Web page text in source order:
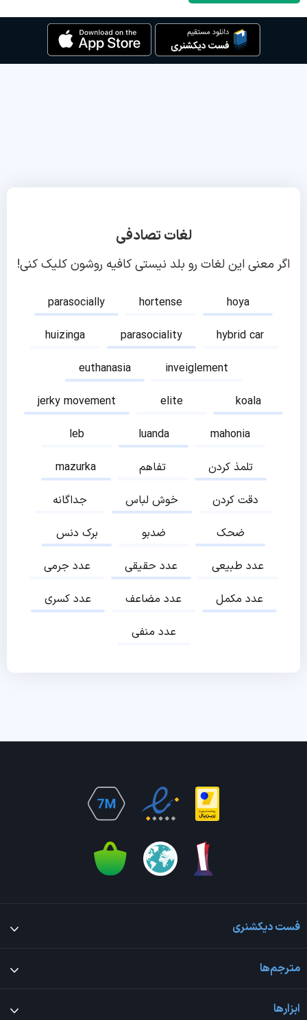
لغات تصادفی
اگر معنی این لغات رو بلد نیستی کافیه روشون کلیک کنی!
parasocially hortense
hoya
huizinga
parasociality
hybrid car
euthanasia
inveiglement
jerky movement
elite
koala
leb
luanda
mahonia
mazurka
تفاهم
تلمذ کردن
جداگانه
خوش لباس
دقت کردن
برک دنس
ضدبو
ضحک
عدد جرمی
عدد حقیقی
عدد طبیعی
عدد کسری
عدد مضاعف
عدد مکمل
عدد منفی
فست دیکشنری
مترجم‌ها
ابزارها